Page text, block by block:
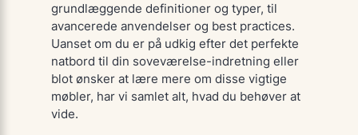
grundlæggende definitioner og typer, til
avancerede anvendelser og best practices.
Uanset om du er på udkig efter det perfekte
natbord til din soveværelse-indretning eller
blot ønsker at lære mere om disse vigtige
møbler, har vi samlet alt, hvad du behøver at
vide.